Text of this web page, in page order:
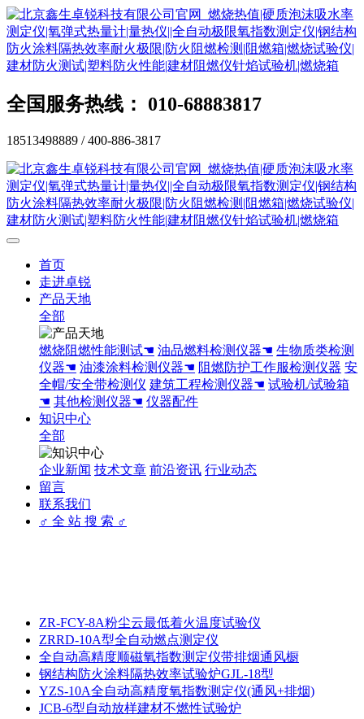
全国服务热线： 010-68883817
18513498889 / 400-886-3817
首页
走进卓锐
产品天地
全部
燃烧阻燃性能测试☚ 油品燃料检测仪器☚ 生物质类检测
仪器☚ 油漆涂料检测仪器☚ 阻燃防护工作服检测仪器 安
全帽/安全带检测仪 建筑工程检测仪器☚ 试验机/试验箱
☚ 其他检测仪器☚ 仪器配件
知识中心
全部
企业新闻 技术文章 前沿资讯 行业动态
留言
联系我们
♂ 全 站 搜 索 ♂
ZR-FCY-8A粉尘云最低着火温度试验仪
ZRRD-10A型全自动燃点测定仪
全自动高精度顺磁氧指数测定仪带排烟通风橱
钢结构防火涂料隔热效率试验炉GJL-18型
YZS-10A全自动高精度氧指数测定仪(通风+排烟)
JCB-6型自动放样建材不燃性试验炉